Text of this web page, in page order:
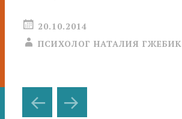
20.10.2014
ПСИХОЛОГ НАТАЛИЯ ГЖЕБИК
Навигация
по